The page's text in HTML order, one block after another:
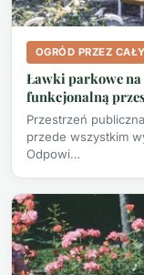
OGRÓD PRZEZ
Ławki parkowe
funkcjonalną
Przestrzeń
przede wszystkim
Odpowi…